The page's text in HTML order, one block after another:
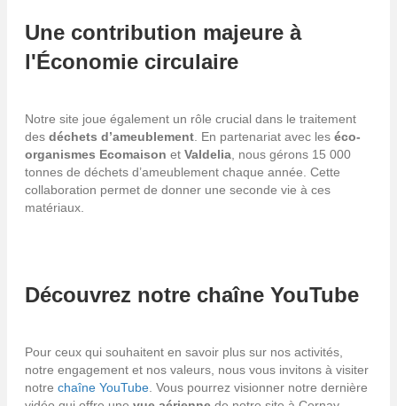
Une contribution majeure à
l'Économie circulaire
Notre site joue également un rôle crucial dans le traitement
des déchets d’ameublement . En partenariat avec les éco-
organismes Ecomaison et Valdelia , nous gérons 15 000
tonnes de déchets d’ameublement chaque année. Cette
collaboration permet de donner une seconde vie à ces
matériaux.
Découvrez notre chaîne YouTube
Pour ceux qui souhaitent en savoir plus sur nos activités,
notre engagement et nos valeurs, nous vous invitons à visiter
notre chaîne YouTube . Vous pourrez visionner notre dernière